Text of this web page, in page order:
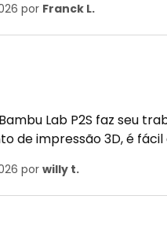
por Franck L.
Lab P2S faz seu
de impressão 3D, é
por willy t.